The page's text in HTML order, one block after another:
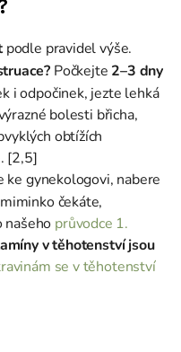
podle pravidel výše.
Počkejte 2–3 dny
i odpočinek, jezte lehká
bolesti břicha,
obtížích
[2,5]
ke gynekologovi, nabere
čekáte,
našeho průvodce 1.
v těhotenství jsou
se v těhotenství